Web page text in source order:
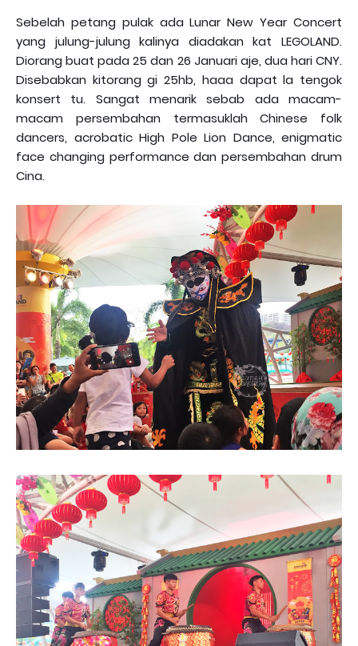
Sebelah petang pulak ada Lunar New Year Concert
yang julung-julung kalinya diadakan kat LEGOLAND.
Diorang buat pada 25 dan 26 Januari aje, dua hari CNY.
Disebabkan kitorang gi 25hb, haaa dapat la tengok
konsert tu. Sangat menarik sebab ada macam-
macam persembahan termasuklah Chinese folk
dancers, acrobatic High Pole Lion Dance, enigmatic
face changing performance dan persembahan drum
Cina.